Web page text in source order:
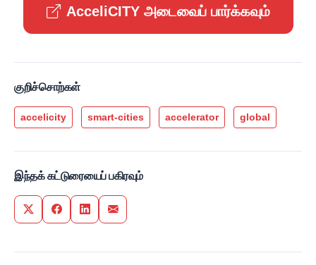
AcceliCITY அடைவைப் பார்க்கவும்
குறிச்சொற்கள்
accelicity smart-cities accelerator global
இந்தக் கட்டுரையைப் பகிரவும்
Share on Twitter
Share on Facebook
Share on LinkedIn
Share via Email